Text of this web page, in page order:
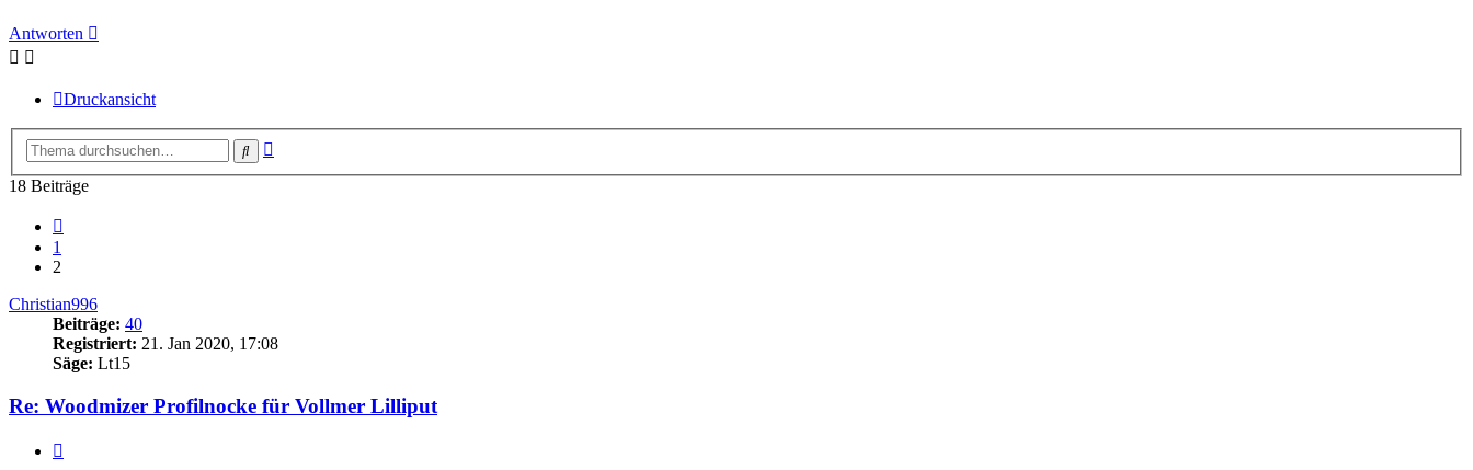
Antworten
Druckansicht
Suche
18 Beiträge
1
2
Christian996
Beiträge: 40
Registriert: 21. Jan 2020, 17:08
Säge: Lt15
Re: Woodmizer Profilnocke für Vollmer Lilliput